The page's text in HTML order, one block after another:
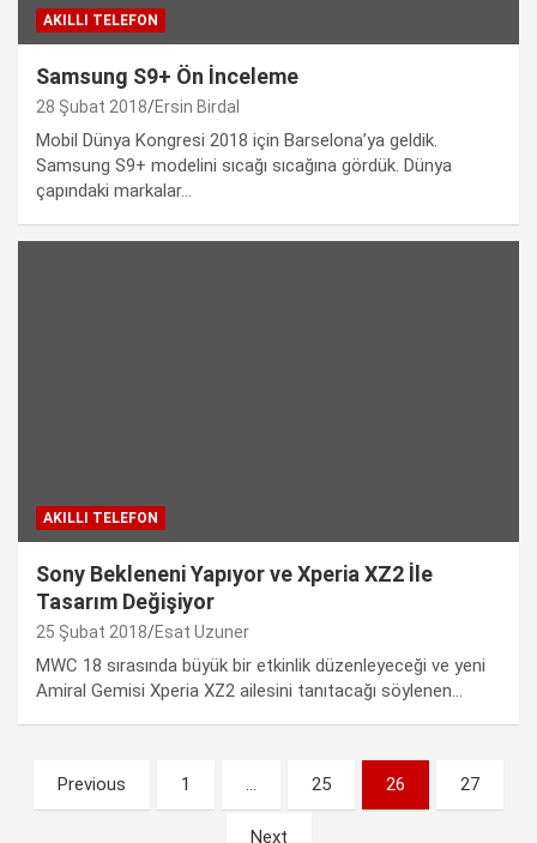
AKILLI TELEFON
Samsung S9+ Ön İnceleme
28 Şubat 2018 Ersin Birdal
Mobil Dünya Kongresi 2018 için Barselona’ya geldik.
Samsung S9+ modelini sıcağı sıcağına gördük. Dünya
çapındaki markalar…
AKILLI TELEFON
Sony Bekleneni Yapıyor ve Xperia XZ2 İle
Tasarım Değişiyor
25 Şubat 2018 Esat Uzuner
MWC 18 sırasında büyük bir etkinlik düzenleyeceği ve yeni
Amiral Gemisi Xperia XZ2 ailesini tanıtacağı söylenen…
Yazı
sayfalaması
Previous 1 25 26 27
Next